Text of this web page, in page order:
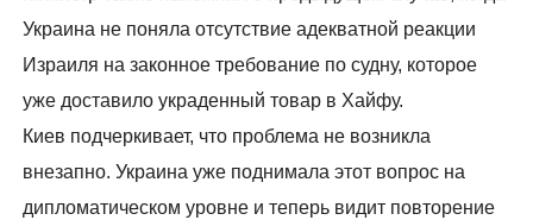
Украина не поняла отсутствие адекватной реакции
Израиля на законное требование по судну, которое
уже доставило украденный товар в Хайфу.
Киев подчеркивает, что проблема не возникла
внезапно. Украина уже поднимала этот вопрос на
дипломатическом уровне и теперь видит повторение